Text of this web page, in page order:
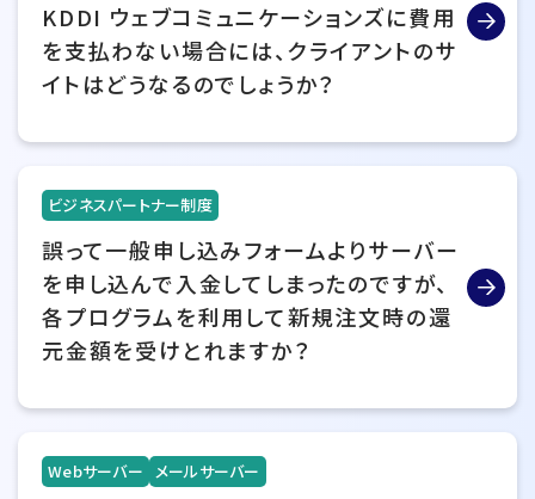
KDDI ウェブコミュニケーションズに費用
を支払わない場合には、クライアントのサ
イトはどうなるのでしょうか？
ビジネスパートナー制度
誤って一般申し込みフォームよりサーバー
を申し込んで入金してしまったのですが、
各プログラムを利用して新規注文時の還
元金額を受けとれますか？
Webサーバー メールサーバー